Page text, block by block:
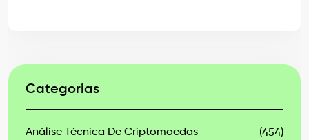
Categorias
Análise Técnica De Criptomoedas (454)